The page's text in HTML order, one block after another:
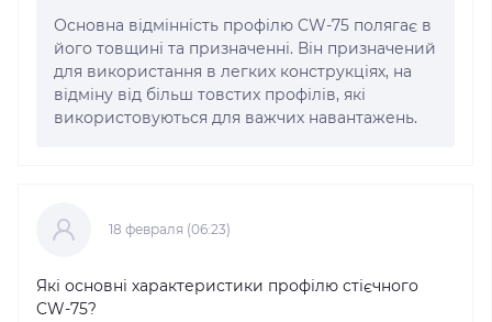
Основна відмінність профілю CW-75 полягає в
його товщині та призначенні. Він призначений
для використання в легких конструкціях, на
відміну від більш товстих профілів, які
використовуються для важчих навантажень.
18 февраля (06:23)
Які основні характеристики профілю стієчного
CW-75?